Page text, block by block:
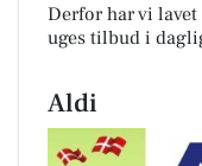
Derfor har vi
uges tilbud i
Aldi